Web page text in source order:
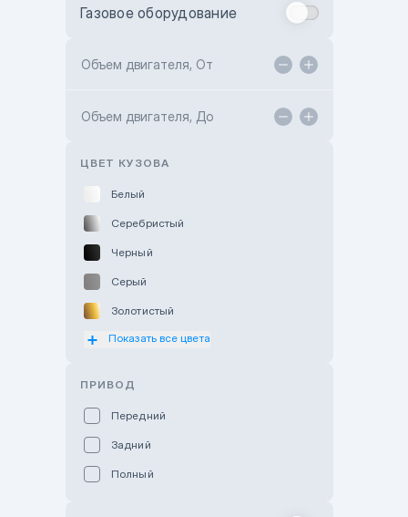
Toyota Kokshetau
Hyundai ShymCity
Газовое оборудование
Объем двигателя, От
Объем двигателя, До
ЦВЕТ КУЗОВА
Белый
Серебристый
Черный
Серый
Золотистый
Оранжевый
Показать все цвета
ПРИВОД
Передний
Задний
Полный